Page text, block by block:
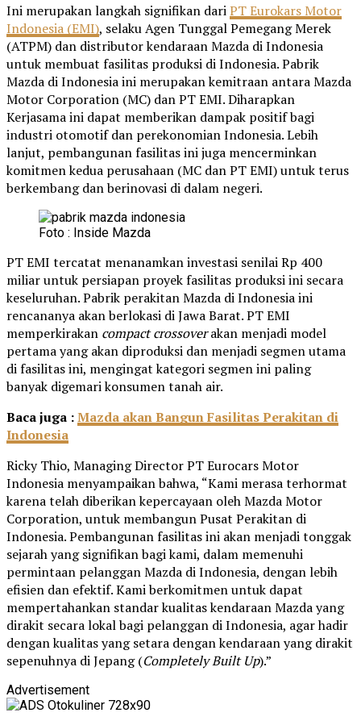
Ini merupakan langkah signifikan dariPT Eurokars Motor
Indonesia (EMI), selaku Agen Tunggal Pemegang Merek
(ATPM) dan distributor kendaraan Mazda di Indonesia
untuk membuat fasilitas produksi di Indonesia. Pabrik
Mazda di Indonesia ini merupakan kemitraan antara Mazda
Motor Corporation (MC) dan PT EMI. Diharapkan
Kerjasama ini dapat memberikan dampak positif bagi
industri otomotif dan perekonomian Indonesia. Lebih
lanjut, pembangunan fasilitas ini juga mencerminkan
komitmen kedua perusahaan (MC dan PT EMI) untuk terus
berkembang dan berinovasi di dalam negeri.
Foto : Inside Mazda
PT EMI tercatat menanamkan investasi senilai Rp 400
miliar untuk persiapan proyek fasilitas produksi ini secara
keseluruhan. Pabrik perakitan Mazda di Indonesia ini
rencananya akan berlokasi di Jawa Barat. PT EMI
memperkirakan compact crossoverakan menjadi model
pertama yang akan diproduksi dan menjadi segmen utama
di fasilitas ini, mengingat kategori segmen ini paling
banyak digemari konsumen tanah air.
Baca juga :Mazda akan Bangun Fasilitas Perakitan di
Indonesia
Ricky Thio, Managing Director PT Eurocars Motor
Indonesia menyampaikan bahwa, “Kami merasa terhormat
karena telah diberikan kepercayaan oleh Mazda Motor
Corporation, untuk membangun Pusat Perakitan di
Indonesia. Pembangunan fasilitas ini akan menjadi tonggak
sejarah yang signifikan bagi kami, dalam memenuhi
permintaan pelanggan Mazda di Indonesia, dengan lebih
efisien dan efektif. Kami berkomitmen untuk dapat
mempertahankan standar kualitas kendaraan Mazda yang
dirakit secara lokal bagi pelanggan di Indonesia, agar hadir
dengan kualitas yang setara dengan kendaraan yang dirakit
sepenuhnya di Jepang (Completely Built Up).”
Advertisement